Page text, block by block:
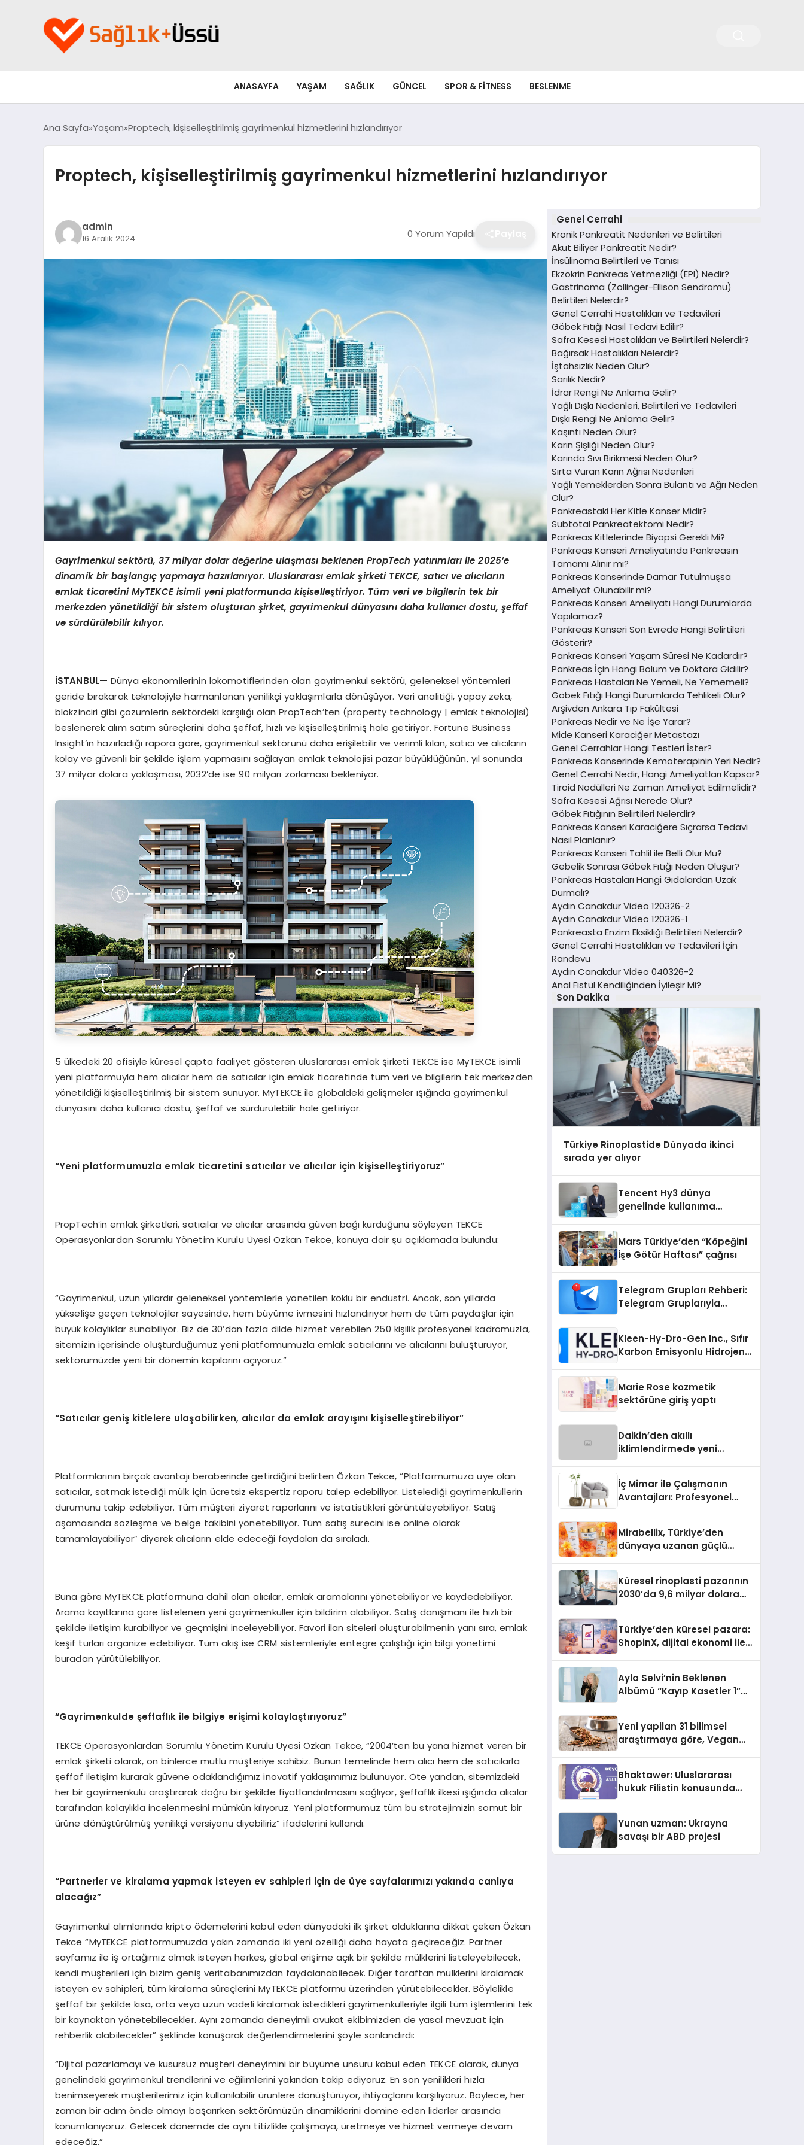
ANASAYFA YAŞAM SAĞLIK GÜNCEL SPOR & FITNESS BESLENME
Ana Sayfa Yaşam Proptech, kişiselleştirilmiş gayrimenkul hizmetlerini hızlandırıyor
Proptech, kişiselleştirilmiş gayrimenkul hizmetlerini hızlandırıyor
admin
16 Aralık 2024 0 Yorum Yapıldı
Gayrimenkul sektörü, 37 milyar dolar değerine ulaşması beklenen PropTech yatırımları ile 2025’e
dinamik bir başlangıç yapmaya hazırlanıyor. Uluslararası emlak şirketi TEKCE, satıcı ve alıcıların
emlak ticaretini MyTEKCE isimli yeni platformunda kişiselleştiriyor. Tüm veri ve bilgilerin tek bir
merkezden yönetildiği bir sistem oluşturan şirket, gayrimenkul dünyasını daha kullanıcı dostu, şeffaf
ve sürdürülebilir kılıyor.
İSTANBUL—Dünya ekonomilerinin lokomotiflerinden olan gayrimenkul sektörü, geleneksel yöntemleri
geride bırakarak teknolojiyle harmanlanan yenilikçi yaklaşımlarla dönüşüyor. Veri analitiği, yapay zeka,
blokzinciri gibi çözümlerin sektördeki karşılığı olan PropTech’ten (property technology | emlak teknolojisi)
beslenerek alım satım süreçlerini daha şeffaf, hızlı ve kişiselleştirilmiş hale getiriyor. Fortune Business
Insight’ın hazırladığı rapora göre, gayrimenkul sektörünü daha erişilebilir ve verimli kılan, satıcı ve alıcıların
kolay ve güvenli bir şekilde işlem yapmasını sağlayan emlak teknolojisi pazar büyüklüğünün, yıl sonunda
37 milyar dolara yaklaşması, 2032’de ise 90 milyarı zorlaması bekleniyor.
5 ülkedeki 20 ofisiyle küresel çapta faaliyet gösteren uluslararası emlak şirketi TEKCE ise MyTEKCE isimli
yeni platformuyla hem alıcılar hem de satıcılar için emlak ticaretinde tüm veri ve bilgilerin tek merkezden
yönetildiği kişiselleştirilmiş bir sistem sunuyor. MyTEKCE ile globaldeki gelişmeler ışığında gayrimenkul
dünyasını daha kullanıcı dostu, şeffaf ve sürdürülebilir hale getiriyor.
“Yeni platformumuzla emlak ticaretini satıcılar ve alıcılar için kişiselleştiriyoruz”
PropTech’in emlak şirketleri, satıcılar ve alıcılar arasında güven bağı kurduğunu söyleyen TEKCE
Operasyonlardan Sorumlu Yönetim Kurulu Üyesi Özkan Tekce, konuya dair şu açıklamada bulundu:
“Gayrimenkul, uzun yıllardır geleneksel yöntemlerle yönetilen köklü bir endüstri. Ancak, son yıllarda
yükselişe geçen teknolojiler sayesinde, hem büyüme ivmesini hızlandırıyor hem de tüm paydaşlar için
büyük kolaylıklar sunabiliyor. Biz de 30’dan fazla dilde hizmet verebilen 250 kişilik profesyonel kadromuzla,
sitemizin içerisinde oluşturduğumuz yeni platformumuzla emlak satıcılarını ve alıcılarını buluşturuyor,
sektörümüzde yeni bir dönemin kapılarını açıyoruz.”
“Satıcılar geniş kitlelere ulaşabilirken, alıcılar da emlak arayışını kişiselleştirebiliyor”
Platformlarının birçok avantajı beraberinde getirdiğini belirten Özkan Tekce, “Platformumuza üye olan
satıcılar, satmak istediği mülk için ücretsiz ekspertiz raporu talep edebiliyor. Listelediği gayrimenkullerin
durumunu takip edebiliyor. Tüm müşteri ziyaret raporlarını ve istatistikleri görüntüleyebiliyor. Satış
aşamasında sözleşme ve belge takibini yönetebiliyor. Tüm satış sürecini ise online olarak
tamamlayabiliyor” diyerek alıcıların elde edeceği faydaları da sıraladı.
Buna göre MyTEKCE platformuna dahil olan alıcılar, emlak aramalarını yönetebiliyor ve kaydedebiliyor.
Arama kayıtlarına göre listelenen yeni gayrimenkuller için bildirim alabiliyor. Satış danışmanı ile hızlı bir
şekilde iletişim kurabiliyor ve geçmişini inceleyebiliyor. Favori ilan siteleri oluşturabilmenin yanı sıra, emlak
keşif turları organize edebiliyor. Tüm akış ise CRM sistemleriyle entegre çalıştığı için bilgi yönetimi
buradan yürütülebiliyor.
“Gayrimenkulde şeffaflık ile bilgiye erişimi kolaylaştırıyoruz”
TEKCE Operasyonlardan Sorumlu Yönetim Kurulu Üyesi Özkan Tekce, “2004’ten bu yana hizmet veren bir
emlak şirketi olarak, on binlerce mutlu müşteriye sahibiz. Bunun temelinde hem alıcı hem de satıcılarla
şeffaf iletişim kurarak güvene odaklandığımız inovatif yaklaşımımız bulunuyor. Öte yandan, sitemizdeki
her bir gayrimenkulü araştırarak doğru bir şekilde fiyatlandırılmasını sağlıyor, şeffaflık ilkesi ışığında alıcılar
tarafından kolaylıkla incelenmesini mümkün kılıyoruz. Yeni platformumuz tüm bu stratejimizin somut bir
ürüne dönüştürülmüş yenilikçi versiyonu diyebiliriz” ifadelerini kullandı.
“Partnerler ve kiralama yapmak isteyen ev sahipleri için de üye sayfalarımızı yakında canlıya
alacağız”
Gayrimenkul alımlarında kripto ödemelerini kabul eden dünyadaki ilk şirket olduklarına dikkat çeken Özkan
Tekce “MyTEKCE platformumuzda yakın zamanda iki yeni özelliği daha hayata geçireceğiz. Partner
sayfamız ile iş ortağımız olmak isteyen herkes, global erişime açık bir şekilde mülklerini listeleyebilecek,
kendi müşterileri için bizim geniş veritabanımızdan faydalanabilecek. Diğer taraftan mülklerini kiralamak
isteyen ev sahipleri, tüm kiralama süreçlerini MyTEKCE platformu üzerinden yürütebilecekler. Böylelikle
şeffaf bir şekilde kısa, orta veya uzun vadeli kiralamak istedikleri gayrimenkulleriyle ilgili tüm işlemlerini tek
bir kaynaktan yönetebilecekler. Aynı zamanda deneyimli avukat ekibimizden de yasal mevzuat için
rehberlik alabilecekler” şeklinde konuşarak değerlendirmelerini şöyle sonlandırdı:
“Dijital pazarlamayı ve kusursuz müşteri deneyimini bir büyüme unsuru kabul eden TEKCE olarak, dünya
genelindeki gayrimenkul trendlerini ve eğilimlerini yakından takip ediyoruz. En son yenilikleri hızla
benimseyerek müşterilerimiz için kullanılabilir ürünlere dönüştürüyor, ihtiyaçlarını karşılıyoruz. Böylece, her
zaman bir adım önde olmayı başarırken sektörümüzün dinamiklerini domine eden liderler arasında
konumlanıyoruz. Gelecek dönemde de aynı titizlikle çalışmaya, üretmeye ve hizmet vermeye devam
edeceğiz.”
Genel Cerrahi
Kronik Pankreatit Nedenleri ve Belirtileri
Akut Biliyer Pankreatit Nedir?
İnsülinoma Belirtileri ve Tanısı
Ekzokrin Pankreas Yetmezliği (EPI) Nedir?
Gastrinoma (Zollinger-Ellison Sendromu)
Belirtileri Nelerdir?
Genel Cerrahi Hastalıkları ve Tedavileri
Göbek Fıtığı Nasıl Tedavi Edilir?
Safra Kesesi Hastalıkları ve Belirtileri Nelerdir?
Bağırsak Hastalıkları Nelerdir?
İştahsızlık Neden Olur?
Sarılık Nedir?
İdrar Rengi Ne Anlama Gelir?
Yağlı Dışkı Nedenleri, Belirtileri ve Tedavileri
Dışkı Rengi Ne Anlama Gelir?
Kaşıntı Neden Olur?
Karın Şişliği Neden Olur?
Karında Sıvı Birikmesi Neden Olur?
Sırta Vuran Karın Ağrısı Nedenleri
Yağlı Yemeklerden Sonra Bulantı ve Ağrı Neden
Olur?
Pankreastaki Her Kitle Kanser Midir?
Subtotal Pankreatektomi Nedir?
Pankreas Kitlelerinde Biyopsi Gerekli Mi?
Pankreas Kanseri Ameliyatında Pankreasın
Tamamı Alınır mı?
Pankreas Kanserinde Damar Tutulmuşsa
Ameliyat Olunabilir mi?
Pankreas Kanseri Ameliyatı Hangi Durumlarda
Yapılamaz?
Pankreas Kanseri Son Evrede Hangi Belirtileri
Gösterir?
Pankreas Kanseri Yaşam Süresi Ne Kadardır?
Pankreas İçin Hangi Bölüm ve Doktora Gidilir?
Pankreas Hastaları Ne Yemeli, Ne Yememeli?
Göbek Fıtığı Hangi Durumlarda Tehlikeli Olur?
Arşivden Ankara Tıp Fakültesi
Pankreas Nedir ve Ne İşe Yarar?
Mide Kanseri Karaciğer Metastazı
Genel Cerrahlar Hangi Testleri İster?
Pankreas Kanserinde Kemoterapinin Yeri Nedir?
Genel Cerrahi Nedir, Hangi Ameliyatları Kapsar?
Tiroid Nodülleri Ne Zaman Ameliyat Edilmelidir?
Safra Kesesi Ağrısı Nerede Olur?
Göbek Fıtığının Belirtileri Nelerdir?
Pankreas Kanseri Karaciğere Sıçrarsa Tedavi
Nasıl Planlanır?
Pankreas Kanseri Tahlil ile Belli Olur Mu?
Gebelik Sonrası Göbek Fıtığı Neden Oluşur?
Pankreas Hastaları Hangi Gıdalardan Uzak
Durmalı?
Aydın Canakdur Video 120326-2
Aydın Canakdur Video 120326-1
Pankreasta Enzim Eksikliği Belirtileri Nelerdir?
Genel Cerrahi Hastalıkları ve Tedavileri İçin
Randevu
Aydın Canakdur Video 040326-2
Anal Fistül Kendiliğinden İyileşir Mi?
Son Dakika
Türkiye Rinoplastide Dünyada ikinci
sırada yer alıyor
Tencent Hy3 dünya
genelinde kullanıma
Mars Türkiye’den “Köpeğini
İşe Götür Haftası” çağrısı
Telegram Grupları Rehberi:
Telegram Gruplarıyla
Kleen-Hy-Dro-Gen Inc., Sıfır
Karbon Emisyonlu Hidrojen
Aldı
Marie Rose kozmetik
sektörüne giriş yaptı
Daikin’den akıllı
iklimlendirmede yeni
İç Mimar ile Çalışmanın
Avantajları: Profesyonel
Mirabellix, Türkiye’den
dünyaya uzanan güçlü
Küresel rinoplasti pazarının
2030’da 9,6 milyar dolara
Türkiye’den küresel pazara:
ShopinX, dijital ekonomi ile
Ayla Selvi’nin Beklenen
Albümü “Kayıp Kasetler 1”
Yeni yapilan 31 bilimsel
araştırmaya göre, Vegan
Sindirildiğini Ortaya Koydu
Bhaktawer: Uluslararası
hukuk Filistin konusunda
Yunan uzman: Ukrayna
savaşı bir ABD projesi